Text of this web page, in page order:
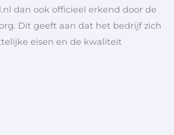
dan ook officieel erkend door de
Dit geeft aan dat het bedrijf zich
eisen en de kwaliteit